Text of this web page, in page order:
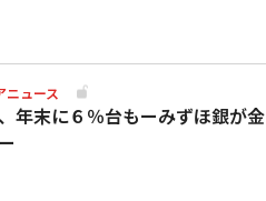
ニュース
年末に６％台もーみずほ銀が金